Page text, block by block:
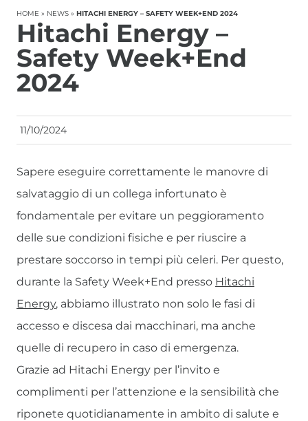
HOME » NEWS » HITACHI ENERGY – SAFETY WEEK+END 2024
Hitachi Energy –
Safety Week+End
2024
11/10/2024
Sapere eseguire correttamente le manovre di
salvataggio di un collega infortunato è
fondamentale per evitare un peggioramento
delle sue condizioni fisiche e per riuscire a
prestare soccorso in tempi più celeri. Per questo,
durante la Safety Week+End presso Hitachi
Energy, abbiamo illustrato non solo le fasi di
accesso e discesa dai macchinari, ma anche
quelle di recupero in caso di emergenza.
Grazie ad Hitachi Energy per l’invito e
complimenti per l’attenzione e la sensibilità che
riponete quotidianamente in ambito di salute e